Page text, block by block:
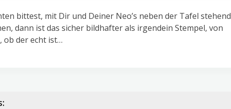
bittest, mit Dir und Deiner Neo’s neben der Tafel stehend
dann ist das sicher bildhafter als irgendein Stempel, von
ob der echt ist…